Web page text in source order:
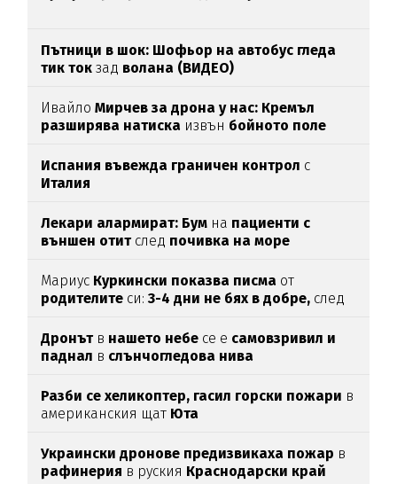
Пътници в шок: Шофьор на автобус гледа
тик ток зад волана (ВИДЕО)
ИвайлоМирчев за дрона у нас: Кремъл
разширява натиска извън бойното поле
Испания въвежда граничен контрол с
Италия
Лекари алармират: Бум на пациенти с
външен отитслед почивка на море
Мариус Куркински показва писма от
родителите си:3-4 дни не бях в добре, след
Дронътв нашето небе се е самовзривил и
паднал в слънчогледова нива
Разби се хеликоптер, гасил горски пожари в
американския щат Юта
Украински дронове предизвикаха пожар в
рафинерия в руския Краснодарски край